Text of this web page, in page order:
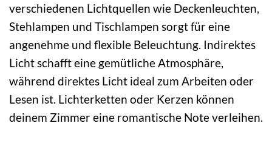
verschiedenen Lichtquellen wie Deckenleuchten,
Stehlampen und Tischlampen sorgt für eine
angenehme und flexible Beleuchtung. Indirektes
Licht schafft eine gemütliche Atmosphäre,
während direktes Licht ideal zum Arbeiten oder
Lesen ist. Lichterketten oder Kerzen können
deinem Zimmer eine romantische Note verleihen.